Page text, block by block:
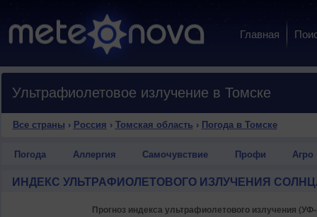
Главная
Ультрафиолетовое излучение в Томске
Все страны › Россия › Томская область › Погода в Томске
Погода Аллергия Самочувствие Профи Агро
ИНДЕКС УЛЬТРАФИОЛЕТОВОГО ИЗЛУЧЕНИЯ